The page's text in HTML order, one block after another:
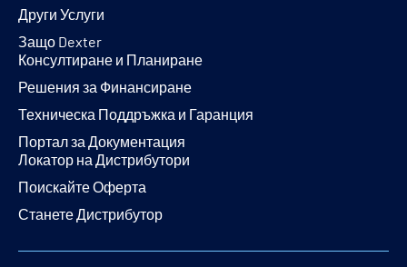
Други Услуги
Защо Dexter
Консултиране и Планиране
Решения за Финансиране
Техническа Поддръжка и Гаранция
Портал за Документация
Локатор на Дистрибутори
Поискайте Оферта
Станете Дистрибутор